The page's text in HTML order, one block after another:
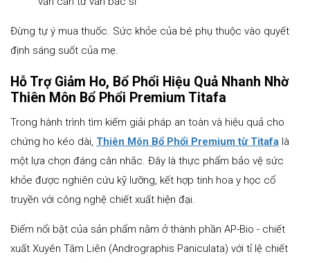
Đừng tự ý mua thuốc. Sức khỏe của bé phụ thuộc vào quyết
định sáng suốt của mẹ.
Hỗ Trợ Giảm Ho, Bổ Phổi Hiệu Quả Nhanh Nhờ
Thiên Môn Bổ Phổi Premium Titafa
Trong hành trình tìm kiếm giải pháp an toàn và hiệu quả cho
chứng ho kéo dài, Thiên Môn Bổ Phổi Premium từ Titafa là
một lựa chọn đáng cân nhắc. Đây là thực phẩm bảo vệ sức
khỏe được nghiên cứu kỹ lưỡng, kết hợp tinh hoa y học cổ
truyền với công nghệ chiết xuất hiện đại.
Điểm nổi bật của sản phẩm nằm ở thành phần AP-Bio - chiết
xuất Xuyên Tâm Liên (Andrographis Paniculata) với tỉ lệ chiết